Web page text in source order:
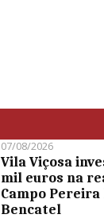
07/08/2026
Vila Viçosa
mil euros na
Campo Pereira
Bencatel